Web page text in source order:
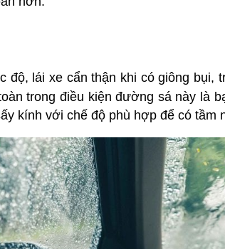
độ, lái xe cẩn thận khi có giông
trong điều kiện đường sá này là
kính với chế độ phù hợp để có tầm